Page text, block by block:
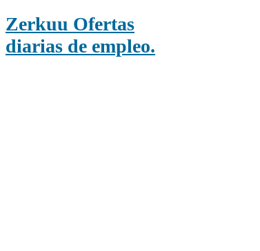
Zerkuu Ofertas
diarias de empleo.